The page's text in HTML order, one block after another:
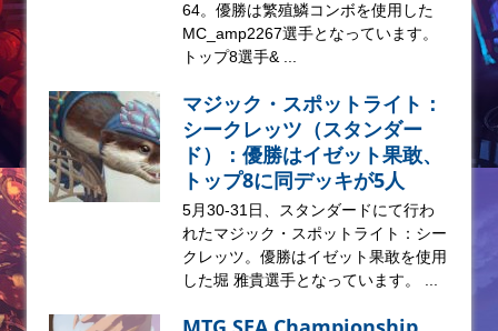
64。優勝は繁殖鱗コンボを使用した
MC_amp2267選手となっています。
トップ8選手& ...
マジック・スポットライト：
シークレッツ（スタンダー
ド）：優勝はイゼット果敢、
トップ8に同デッキが5人
5月30-31日、スタンダードにて行わ
れたマジック・スポットライト：シー
クレッツ。優勝はイゼット果敢を使用
した堀 雅貴選手となっています。 ...